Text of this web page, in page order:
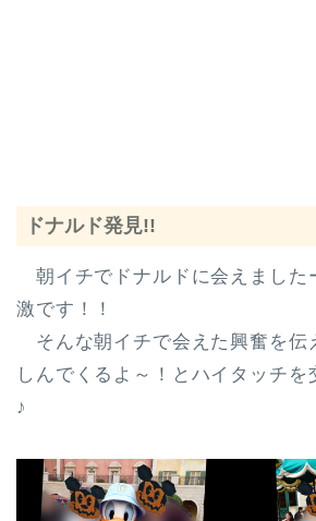
ドナルド発見!!
朝イチでドナルドに会えました
激です！！
そんな朝イチで会えた興奮を伝
しんでくるよ～！とハイタッチを
♪